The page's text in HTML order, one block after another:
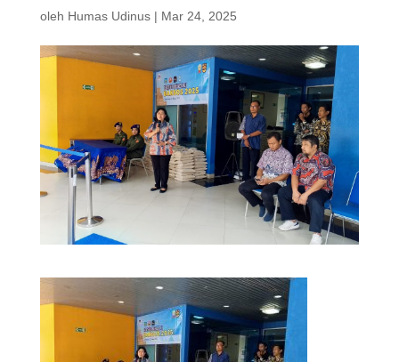
oleh Humas Udinus| Mar 24, 2025